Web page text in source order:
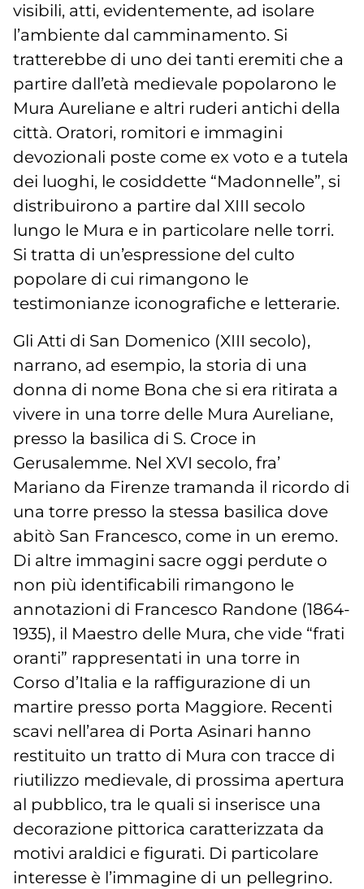
visibili, atti, evidentemente, ad isolare
l’ambiente dal camminamento. Si
tratterebbe di uno dei tanti eremiti che a
partire dall’età medievale popolarono le
Mura Aureliane e altri ruderi antichi della
città. Oratori, romitori e immagini
devozionali poste come ex voto e a tutela
dei luoghi, le cosiddette “Madonnelle”, si
distribuirono a partire dal XIII secolo
lungo le Mura e in particolare nelle torri.
Si tratta di un’espressione del culto
popolare di cui rimangono le
testimonianze iconografiche e letterarie.
Gli Atti di San Domenico (XIII secolo),
narrano, ad esempio, la storia di una
donna di nome Bona che si era ritirata a
vivere in una torre delle Mura Aureliane,
presso la basilica di S. Croce in
Gerusalemme. Nel XVI secolo, fra’
Mariano da Firenze tramanda il ricordo di
una torre presso la stessa basilica dove
abitò San Francesco, come in un eremo.
Di altre immagini sacre oggi perdute o
non più identificabili rimangono le
annotazioni di Francesco Randone (1864-
1935), il Maestro delle Mura, che vide “frati
oranti” rappresentati in una torre in
Corso d’Italia e la raffigurazione di un
martire presso porta Maggiore. Recenti
scavi nell’area di Porta Asinari hanno
restituito un tratto di Mura con tracce di
riutilizzo medievale, di prossima apertura
al pubblico, tra le quali si inserisce una
decorazione pittorica caratterizzata da
motivi araldici e figurati. Di particolare
interesse è l’immagine di un pellegrino.